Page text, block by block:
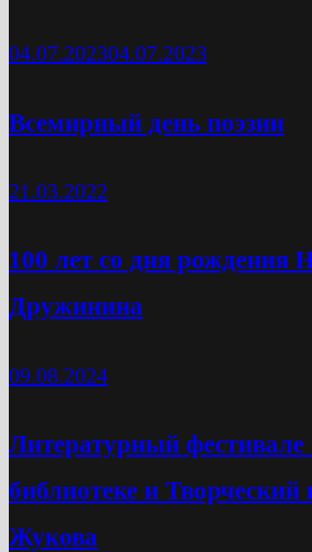
04.07.202304.07.2023
Всемирный день поэзии
21.03.2022
100 лет со дня рождения
Дружинина
09.08.2024
Литературный фестивале
библиотеке и
Жукова